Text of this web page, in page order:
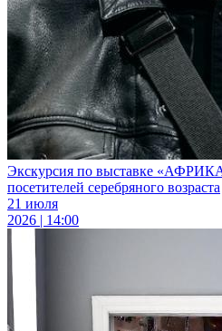
Экскурсия по выставке
посетителей серебряного возраста
21 июля
2026 | 14:00